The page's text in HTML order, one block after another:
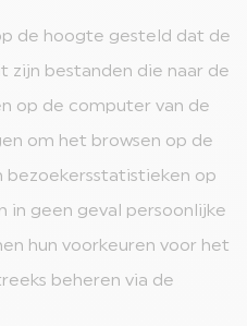
de hoogte gesteld dat de
zijn bestanden die naar de
op de computer van de
om het browsen op de
bezoekersstatistieken op
in geen geval persoonlijke
hun voorkeuren voor het
beheren via de